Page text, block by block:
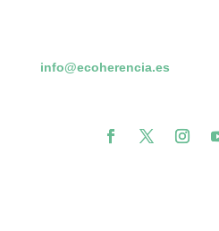
info@ecoherencia.es